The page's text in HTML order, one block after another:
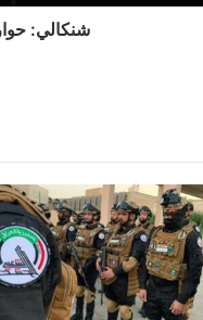
شنكالي: